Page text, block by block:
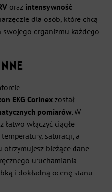
oraz intensywność
dla osób, które chcą
organizmu każdego
EKG Corinexzostał
pomiarów. W
włączyć ciągłe
saturacji, a
otrzymujesz bieżące dane
uruchamiania
i dokładną ocenę stanu